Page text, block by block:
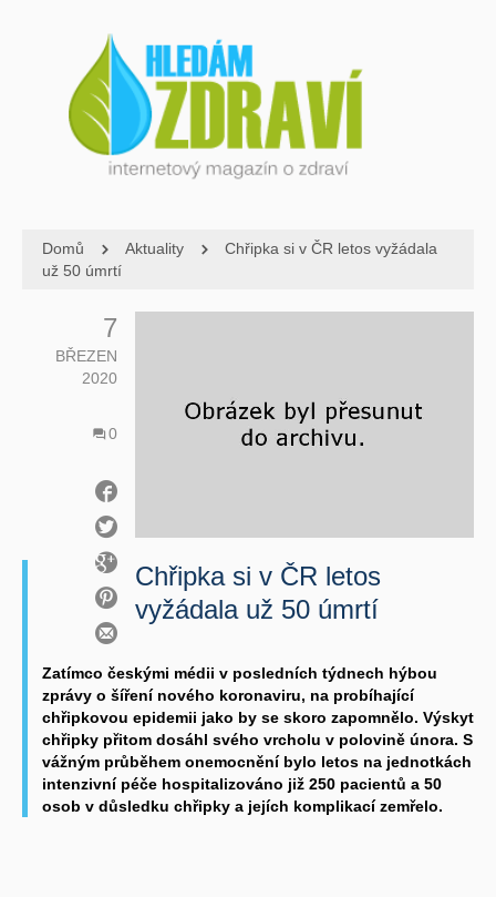
Domů Aktuality
Chřipka si v ČR letos vyžádala
už 50 úmrtí
7
BŘEZEN
2020
0
Chřipka si v ČR letos
vyžádala už 50 úmrtí
Zatímco českými médii v posledních týdnech hýbou
zprávy o šíření nového koronaviru, na probíhající
chřipkovou epidemii jako by se skoro zapomnělo. Výskyt
chřipky přitom dosáhl svého vrcholu v polovině února. S
vážným průběhem onemocnění bylo letos na jednotkách
intenzivní péče hospitalizováno již 250 pacientů a 50
osob v důsledku chřipky a jejích komplikací zemřelo.